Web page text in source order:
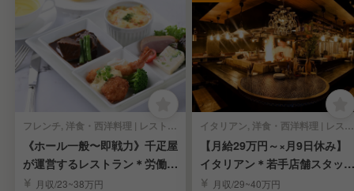
フレンチ, 洋食・西洋料理 | レストランサービス・ホールスタッフ
《ホール一般〜即戦力》千疋屋
が運営するレストラン＊労働環
境安定＊賞与年3回
月収/23~38万円
イタリアン, 洋食・西洋料理 | レストランサービス・ホールスタッフ
【月給29万円～×月9日休み】
イタリアン＊若手店舗スタッフ
募集月収/29~40万円